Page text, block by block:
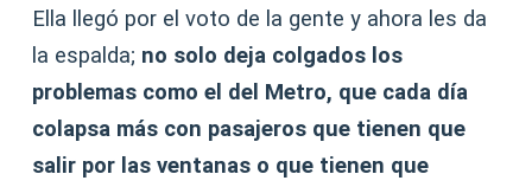
Ella llegó por el voto de la gente y ahora les da
la espalda; no solo deja colgados los
problemas como el del Metro, que cada día
colapsa más con pasajeros que tienen que
salir por las ventanas o que tienen que